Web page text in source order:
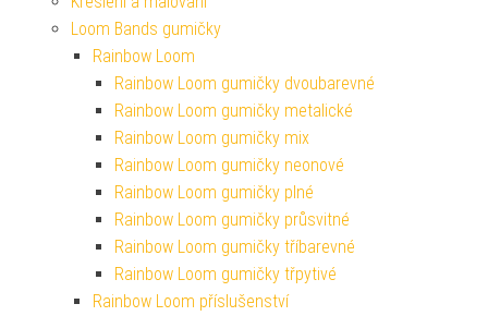
Loom Bands gumičky
Rainbow Loom
Rainbow Loom gumičky dvoubarevné
Rainbow Loom gumičky metalické
Rainbow Loom gumičky mix
Rainbow Loom gumičky neonové
Rainbow Loom gumičky plné
Rainbow Loom gumičky průsvitné
Rainbow Loom gumičky tříbarevné
Rainbow Loom gumičky třpytivé
Rainbow Loom příslušenství